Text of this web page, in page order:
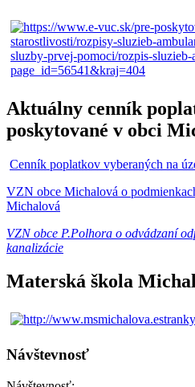
Aktuálny cenník
poskytované v obci
Cenník poplatkov vyberaných na
VZN obce Michalová o
Michalová
VZN obce P.Polhora o odvádzaní
kanalizácie
Materská škola
Návštevnosť